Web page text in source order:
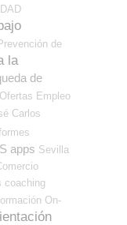
de
la
de
Ofertas Empleo
Carlos
apps Sevilla
coaching
On-